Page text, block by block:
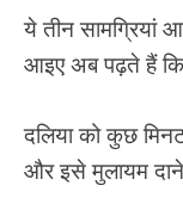
ये तीन सामग्रियां
आइए अब पढ़ते हैं
दलिया को कुछ
और इसे मुलायम